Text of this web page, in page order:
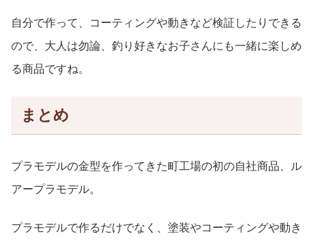
自分で作って、コーティングや動きなど検証したりできる
ので、大人は勿論、釣り好きなお子さんにも一緒に楽しめ
る商品ですね。
まとめ
プラモデルの金型を作ってきた町工場の初の自社商品、ル
アープラモデル。
プラモデルで作るだけでなく、塗装やコーティングや動き